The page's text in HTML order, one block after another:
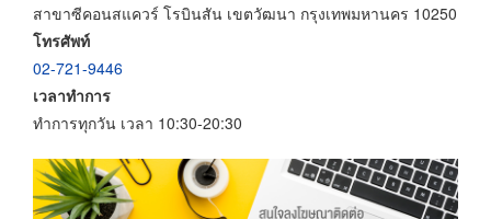
สาขาซีคอนสแควร์ โรบินสัน เขตวัฒนา กรุงเทพมหานคร 10250
โทรศัพท์
02-721-9446
เวลาทำการ
ทำการทุกวัน เวลา 10:30-20:30